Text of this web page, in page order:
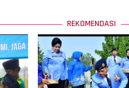
REKOMENDASI